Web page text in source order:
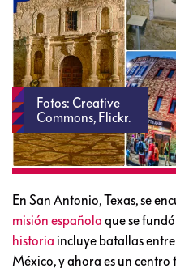
Fotos: Creative
Commons, Flickr.
En San Antonio, Texas, se
misión española que se
historia incluye batallas
México, y ahora es un